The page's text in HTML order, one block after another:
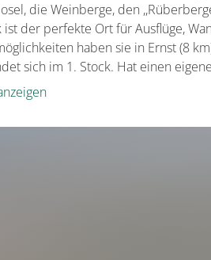
die Weinberge, den
ist der perfekte Ort für Ausflüge,
haben sie in Ernst (8
sich im 1. Stock. Hat einen